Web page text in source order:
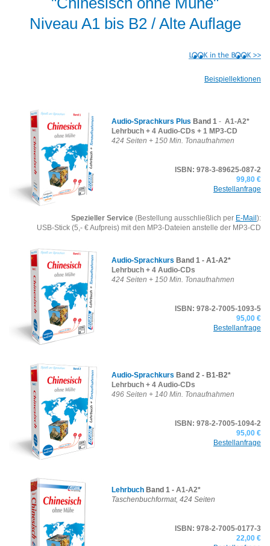
Niveau A1 bis B2 / Alte Auflage
Beispiellektionen
Audio-Sprachkurs Plus Band 1 - A1-A2*
Lehrbuch + 4 Audio-CDs + 1 MP3-CD
424 Seiten + 150 Min. Tonaufnahmen
ISBN: 978-3-89625-087-2
99,80 €
Bestellanfrage
Spezieller Service (Bestellung ausschließlich per E-Mail):
USB-Stick (5,- € Aufpreis) mit den MP3-Dateien anstelle der MP3-CD
Audio-Sprachkurs Band 1 - A1-A2*
Lehrbuch + 4 Audio-CDs
424 Seiten + 150 Min. Tonaufnahmen
ISBN: 978-2-7005-1093-5
95,00 €
Bestellanfrage
Audio-Sprachkurs Band 2 - B1-B2*
Lehrbuch + 4 Audio-CDs
496 Seiten + 140 Min. Tonaufnahmen
ISBN: 978-2-7005-1094-2
95,00 €
Bestellanfrage
Lehrbuch Band 1 - A1-A2*
Taschenbuchformat, 424 Seiten
ISBN: 978-2-7005-0177-3
22,00 €